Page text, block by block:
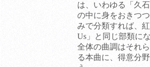
は、いわゆる「久
の中に身をおきつ
みで分類すれば、
Us」と同じ部類に
全体の曲調はそれ
る本曲に、得意分